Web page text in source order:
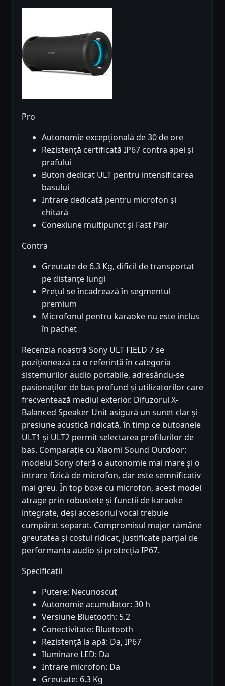
Pro
Autonomie excepțională de 30 de ore
Rezistență certificată IP67 contra apei și
prafului
Buton dedicat ULT pentru intensificarea
basului
Intrare dedicată pentru microfon și
chitară
Conexiune multipunct și Fast Pair
Contra
Greutate de 6.3 Kg, dificil de transportat
pe distanțe lungi
Prețul se încadrează în segmentul
premium
Microfonul pentru karaoke nu este inclus
în pachet
Recenzia noastră Sony ULT FIELD 7 se
poziționează ca o referință în categoria
sistemurilor audio portabile, adresându-se
pasionaților de bas profund și utilizatorilor care
frecventează mediul exterior. Difuzorul X-
Balanced Speaker Unit asigură un sunet clar și
presiune acustică ridicată, în timp ce butoanele
ULT1 și ULT2 permit selectarea profilurilor de
bas. Comparație cu Xiaomi Sound Outdoor:
modelul Sony oferă o autonomie mai mare și o
intrare fizică de microfon, dar este semnificativ
mai greu. În top boxe cu microfon, acest model
atrage prin robustețe și funcții de karaoke
integrate, deși accesoriul vocal trebuie
cumpărat separat. Compromisul major rămâne
greutatea și costul ridicat, justificate parțial de
performanța audio și protecția IP67.
Specificații
Putere: Necunoscut
Autonomie acumulator: 30 h
Versiune Bluetooth: 5.2
Conectivitate: Bluetooth
Rezistență la apă: Da, IP67
Iluminare LED: Da
Intrare microfon: Da
Greutate: 6.3 Kg